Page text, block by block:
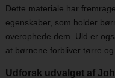
Dette materiale har
egenskaber, som holder
overophede dem. Uld er
at børnene forbliver tørre og
Udforsk udvalget af